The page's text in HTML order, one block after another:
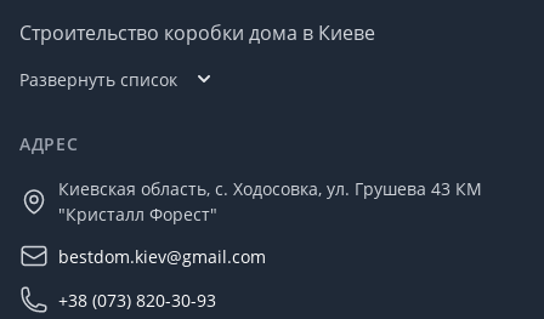
Строительство коробки дома в Киеве
Развернуть список
АДРЕС
Киевская область, с. Ходосовка, ул. Грушева 43 КМ
"Кристалл Форест"
bestdom.kiev@gmail.com
+38 (073) 820-30-93